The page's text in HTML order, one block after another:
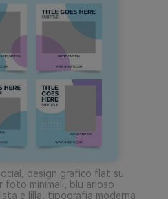
design grafico flat su
foto minimali, blu arioso
e lilla, tipografia moderna